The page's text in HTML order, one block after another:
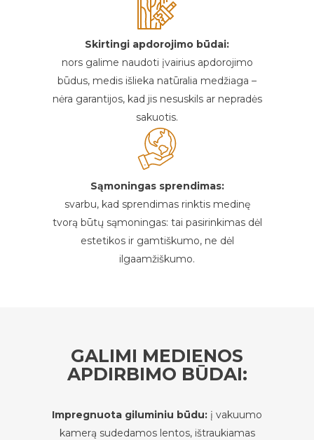
Skirtingi apdorojimo būdai:
nors galime naudoti įvairius apdorojimo
būdus, medis išlieka natūralia medžiaga –
nėra garantijos, kad jis nesuskils ar nepradės
sakuotis.
Sąmoningas sprendimas:
svarbu, kad sprendimas rinktis medinę
tvorą būtų sąmoningas: tai pasirinkimas dėl
estetikos ir gamtiškumo, ne dėl
ilgaamžiškumo.
GALIMI MEDIENOS
APDIRBIMO BŪDAI:
Impregnuota giluminiu būdu: į vakuumo
kamerą sudedamos lentos, ištraukiamas